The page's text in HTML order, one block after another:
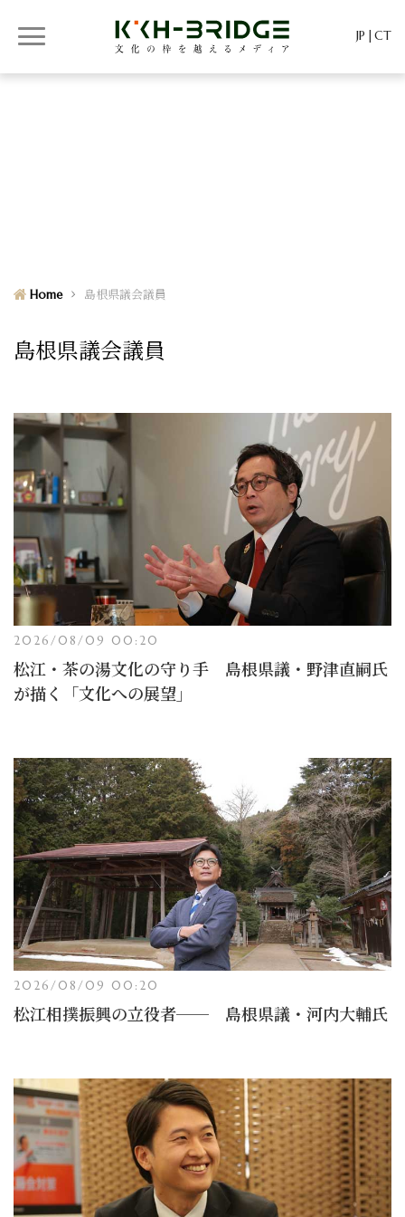
JP CT
Home 島根県議会議員
島根県議会議員
2026/08/09 00:20
松江・茶の湯文化の守り手 島根県議・野津直嗣氏
が描く「文化への展望」
2026/08/09 00:20
松江相撲振興の立役者── 島根県議・河内大輔氏